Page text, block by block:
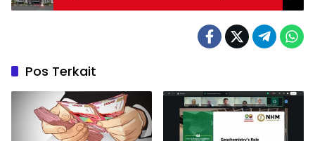
Pos Terkait